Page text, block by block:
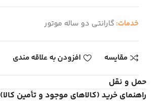
خدمات: گارانتی دو ساله موتور
مقایسه افزودن به علاقه مندی
حمل و نقل
راهنمای خرید (کالاهای موجود و تأمین کالا)